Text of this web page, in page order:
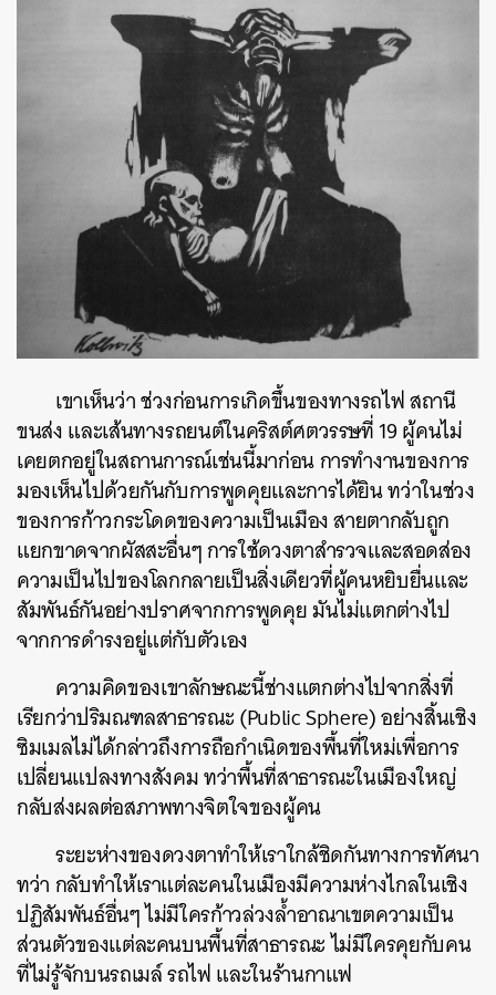
เขาเห็นว่า ช่วงก่อนการเกิดขึ้นของทางรถไฟ สถานี
ขนส่ง และเส้นทางรถยนต์ในคริสต์ศตวรรษที่ 19 ผู้คนไม่
เคยตกอยู่ในสถานการณ์เช่นนี้มาก่อน การทำงานของการ
มองเห็นไปด้วยกันกับการพูดคุยและการได้ยิน ทว่าในช่วง
ของการก้าวกระโดดของความเป็นเมือง สายตากลับถูก
แยกขาดจากผัสสะอื่นๆ การใช้ดวงตาสำรวจและสอดส่อง
ความเป็นไปของโลกกลายเป็นสิ่งเดียวที่ผู้คนหยิบยื่นและ
สัมพันธ์กันอย่างปราศจากการพูดคุย มันไม่แตกต่างไป
จากการดำรงอยู่แต่กับตัวเอง
ความคิดของเขาลักษณะนี้ช่างแตกต่างไปจากสิ่งที่
เรียกว่าปริมณฑลสาธารณะ (Public Sphere) อย่างสิ้นเชิง
ซิมเมลไม่ได้กล่าวถึงการถือกำเนิดของพื้นที่ใหม่เพื่อการ
เปลี่ยนแปลงทางสังคม ทว่าพื้นที่สาธารณะในเมืองใหญ่
กลับส่งผลต่อสภาพทางจิตใจของผู้คน
ระยะห่างของดวงตาทำให้เราใกล้ชิดกันทางการทัศนา
ทว่า กลับทำให้เราแต่ละคนในเมืองมีความห่างไกลในเชิง
ปฏิสัมพันธ์อื่นๆ ไม่มีใครก้าวล่วงล้ำอาณาเขตความเป็น
ส่วนตัวของแต่ละคนบนพื้นที่สาธารณะ ไม่มีใครคุยกับคน
ที่ไม่รู้จักบนรถเมล์ รถไฟ และในร้านกาแฟ
SHARE TWEET LINE EMAIL